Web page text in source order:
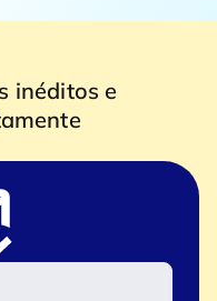
inéditos e